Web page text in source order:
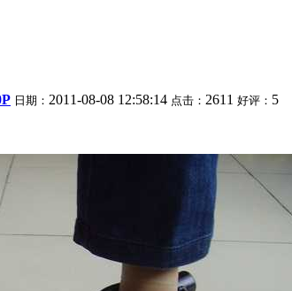
日期： 2011-08-08 12:58:14 点击： 2611 好评： 5